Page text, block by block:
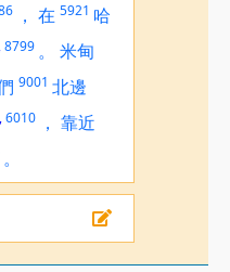
， 在 5921 哈
,8799 。 米甸
9001 北邊
,6010 ， 靠近
。